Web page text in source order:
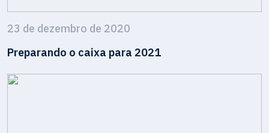
23 de dezembro de 2020
Preparando o caixa para 2021